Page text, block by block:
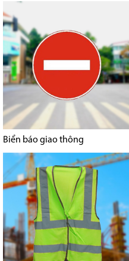
Biển báo giao thông